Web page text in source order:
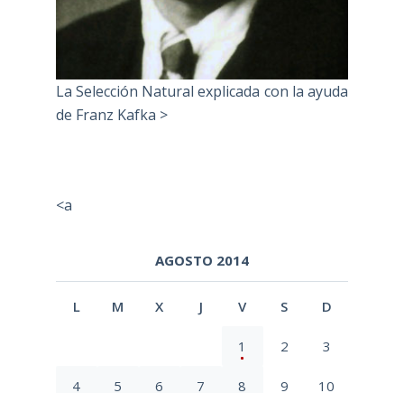
La Selección Natural explicada con la ayuda
de Franz Kafka >
<a
AGOSTO 2014
L M X J V S D
1 2 3
4 5 6 7 8 9 10